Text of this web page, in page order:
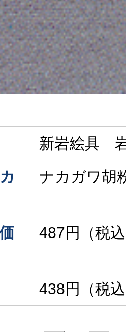
新岩絵具
ナカガワ胡
487円（税
438円（税